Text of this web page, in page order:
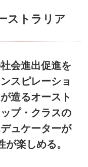
ストラリア
会進出促進を
スピレーショ
造るオースト
プ・クラスの
ュケーターが
楽しめる。